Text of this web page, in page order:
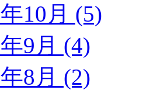
10月 (5)
9月 (4)
8月 (2)